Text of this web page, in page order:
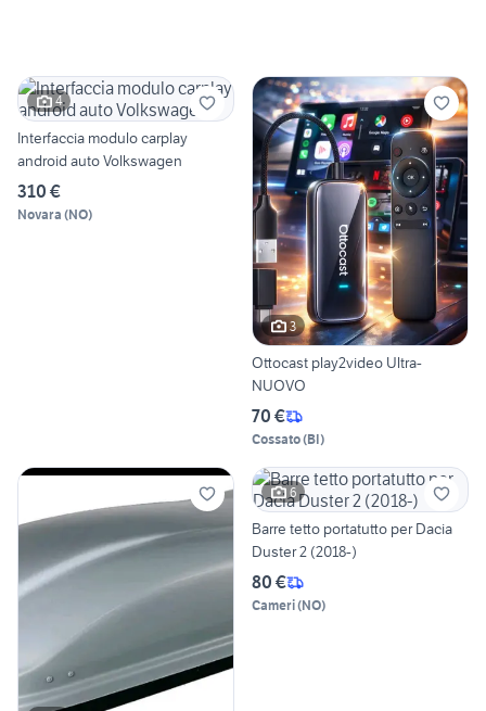
4
Interfaccia modulo carplay
android auto Volkswagen
310 €
Novara (NO)
3
Ottocast play2video Ultra-
NUOVO
70 €
Cossato(BI)
6
Barre tetto portatutto per Dacia
Duster 2 (2018-)
80 €
Cameri(NO)